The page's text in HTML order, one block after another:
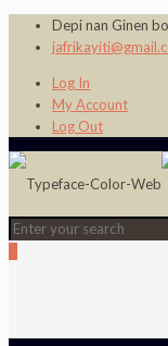
Depi nan Ginen
Log In
My Account
Log Out